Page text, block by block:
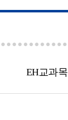
EH교과목